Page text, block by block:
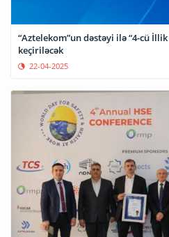
“Aztelekom”un dəstəyi ilə “4-cü
keçiriləcək
22-04-2025